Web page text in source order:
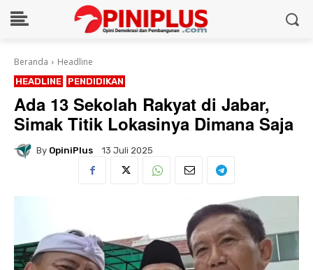
Beranda Headline
HEADLINE PENDIDIKAN
Ada 13 Sekolah Rakyat di Jabar,
Simak Titik Lokasinya Dimana Saja
By OpiniPlus 13 Juli 2025